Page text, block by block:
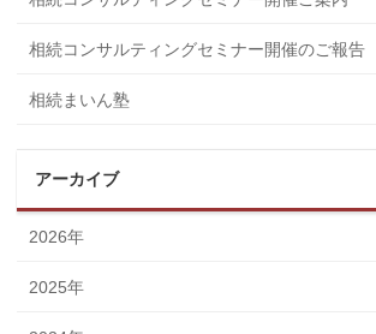
相続コンサルティングセミナー開催のご報告
相続まいん塾
アーカイブ
2026年
2025年